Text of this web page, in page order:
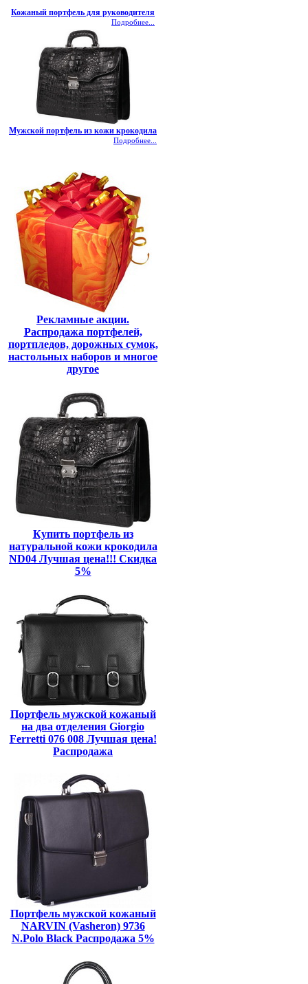
Кожаный портфель для руководителя
Подробнее...
Мужской портфель из кожи крокодила
Подробнее...
Рекламные акции.
Распродажа портфелей,
портпледов, дорожных сумок,
настольных наборов и многое
другое
Купить портфель из
натуральной кожи крокодила
ND04 Лучшая цена!!! Скидка
5%
Портфель мужской кожаный
на два отделения Giorgio
Ferretti 076 008 Лучшая цена!
Распродажа
Портфель мужской кожаный
NARVIN (Vasheron) 9736
N.Polo Black Распродажа 5%